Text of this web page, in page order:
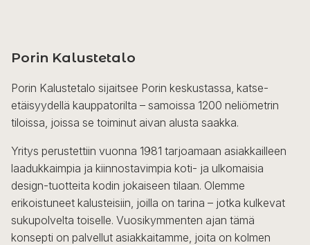
muunnelma.
tehdä
valinnat
tuotteen
sivulla.
Porin Kalustetalo
Porin Kalustetalo sijaitsee Porin keskustassa, katse-
etäisyydellä kauppatorilta – samoissa 1200 neliömetrin
tiloissa, joissa se toiminut aivan alusta saakka.
Yritys perustettiin vuonna 1981 tarjoamaan asiakkailleen
laadukkaimpia ja kiinnostavimpia koti- ja ulkomaisia
design-tuotteita kodin jokaiseen tilaan. Olemme
erikoistuneet kalusteisiin, joilla on tarina – jotka kulkevat
sukupolvelta toiselle. Vuosikymmenten ajan tämä
konsepti on palvellut asiakkaitamme, joita on kolmen